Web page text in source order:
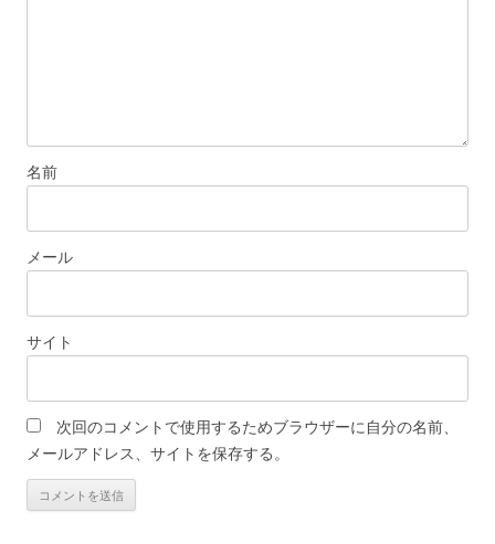
名前
メール
サイト
次回のコメントで使用するためブラウザーに自分の名前、
メールアドレス、サイトを保存する。